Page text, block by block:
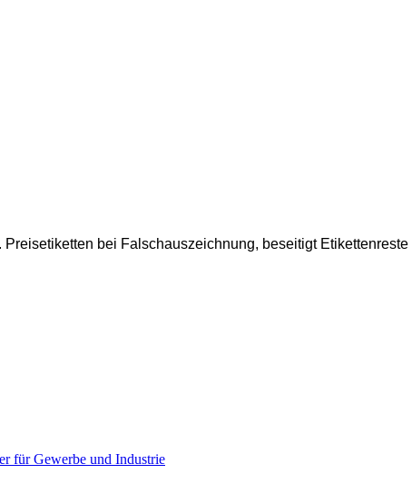
Preisetiketten bei Falschauszeichnung, beseitigt
für Gewerbe und Industrie